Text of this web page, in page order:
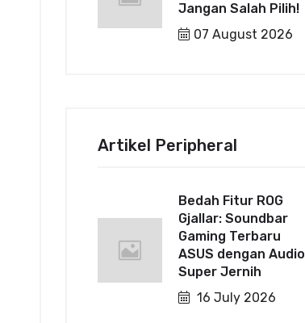
Jangan Salah Pilih!
07 August 2026
Artikel Peripheral
Bedah Fitur ROG
Gjallar: Soundbar
Gaming Terbaru
ASUS dengan Audio
Super Jernih
16 July 2026